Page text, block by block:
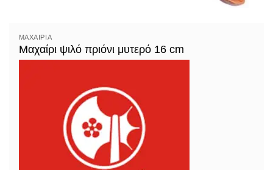
ΜΑΧΑΊΡΙΑ
Μαχαίρι ψιλό πριόνι μυτερό 16 cm